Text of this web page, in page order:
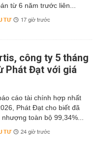
từ 6 năm trước liên...
TƯ 17 giờ trước
công ty 5 tháng
Phát Đạt với giá
cáo tài chính hợp nhất
Phát Đạt cho biết đã
toàn bộ 99,34%...
TƯ 24 giờ trước